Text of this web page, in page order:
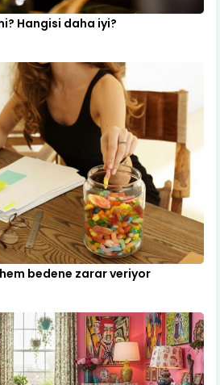
Hangisi daha iyi?
hem bedene zarar veriyor